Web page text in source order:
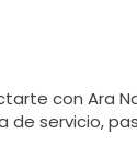
con Ara
de servicio,